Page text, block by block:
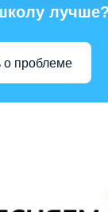
лучше?
о проблеме